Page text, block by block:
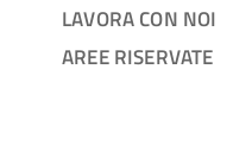
LAVORA CON NOI
AREE RISERVATE